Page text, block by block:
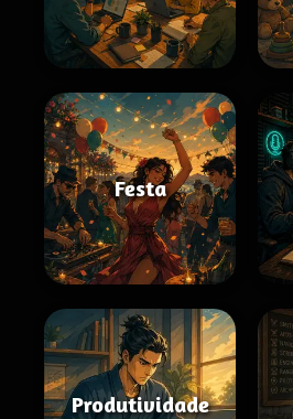
Festa
Produtividade